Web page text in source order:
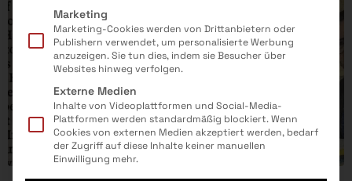
Marketing
Marketing-Cookies werden von Drittanbietern oder
Publishern verwendet, um personalisierte Werbung
anzuzeigen. Sie tun dies, indem sie Besucher über
Websites hinweg verfolgen.
Externe Medien
Inhalte von Videoplattformen und Social-Media-
Plattformen werden standardmäßig blockiert. Wenn
Cookies von externen Medien akzeptiert werden, bedarf
der Zugriff auf diese Inhalte keiner manuellen
Einwilligung mehr.